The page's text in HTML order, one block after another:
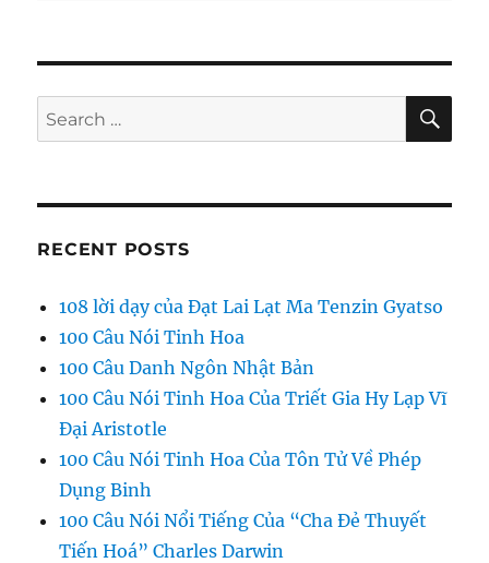
Search
for:
RECENT POSTS
108 lời dạy của Đạt Lai Lạt Ma Tenzin Gyatso
100 Câu Nói Tinh Hoa
100 Câu Danh Ngôn Nhật Bản
100 Câu Nói Tinh Hoa Của Triết Gia Hy Lạp Vĩ
Đại Aristotle
100 Câu Nói Tinh Hoa Của Tôn Tử Về Phép
Dụng Binh
100 Câu Nói Nổi Tiếng Của “Cha Đẻ Thuyết
Tiến Hoá” Charles Darwin